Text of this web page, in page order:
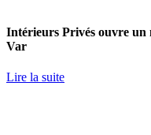
Intérieurs Privés ouvre un
Var
Lire la suite